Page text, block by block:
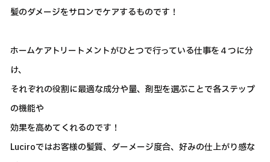
髪のダメージをサロンでケアするものです！
ホームケアトリートメントがひとつで行っている仕事を４つに分
け、
それぞれの役割に最適な成分や量、剤型を選ぶことで各ステップ
の機能や
効果を高めてくれるのです！
Luciroではお客様の髪質、ダーメージ度合、好みの仕上がり感な